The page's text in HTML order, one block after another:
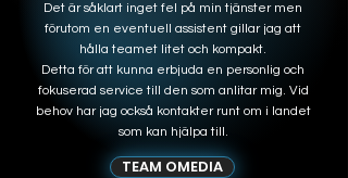
Det är såklart inget fel på min tjänster men
förutom en eventuell assistent gillar jag att
hålla teamet litet och kompakt.
Detta för att kunna erbjuda en personlig och
fokuserad service till den som anlitar mig. Vid
behov har jag också kontakter runt om i landet
som kan hjälpa till.
TEAM OMEDIA